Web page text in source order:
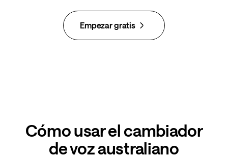
Empezar gratis
Cómo usar el cambiador
de voz australiano